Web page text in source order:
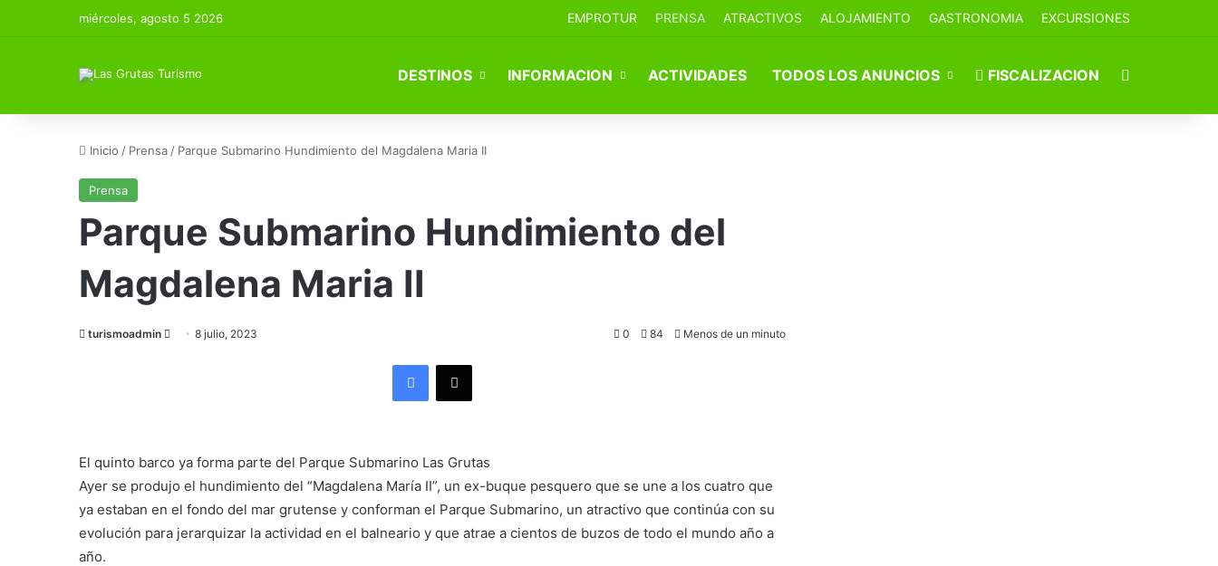
miércoles, agosto 5 2026 EMPROTUR PRENSA ATRACTIVOS ALOJAMIENTO GASTRONOMIA EXCURSIONES
DESTINOS INFORMACION ACTIVIDADES TODOS LOS ANUNCIOS FISCALIZACION
Inicio / Prensa / Parque Submarino Hundimiento del Magdalena Maria II
Prensa
Parque Submarino Hundimiento del
Magdalena Maria II
turismoadmin
Send8 julio, 2023 0 84 Menos de un minuto
Facebook
X
El quinto barco ya forma parte del Parque Submarino Las Grutas
Ayer se produjo el hundimiento del “Magdalena María II”, un ex-buque pesquero que se une a los cuatro que
ya estaban en el fondo del mar grutense y conforman el Parque Submarino, un atractivo que continúa con su
evolución para jerarquizar la actividad en el balneario y que atrae a cientos de buzos de todo el mundo año a
año.